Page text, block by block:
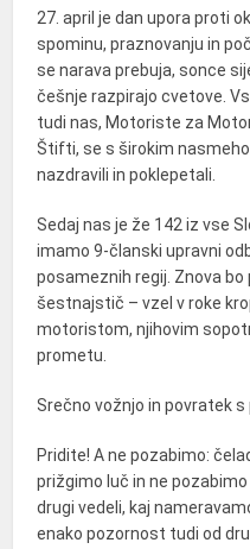
27. april je dan upora proti
spominu, praznovanju in
se narava prebuja, sonce
češnje razpirajo cvetove.
tudi nas, Motoriste za
Štifti, se s širokim
nazdravili in poklepetali.
Sedaj nas je že 142 iz vse
imamo 9-članski upravni
posameznih regij. Znova
šestnajstič – vzel v roke
motoristom, njihovim
prometu.
Srečno vožnjo in povratek s
Pridite! A ne pozabimo:
prižgimo luč in ne
drugi vedeli, kaj
enako pozornost tudi od